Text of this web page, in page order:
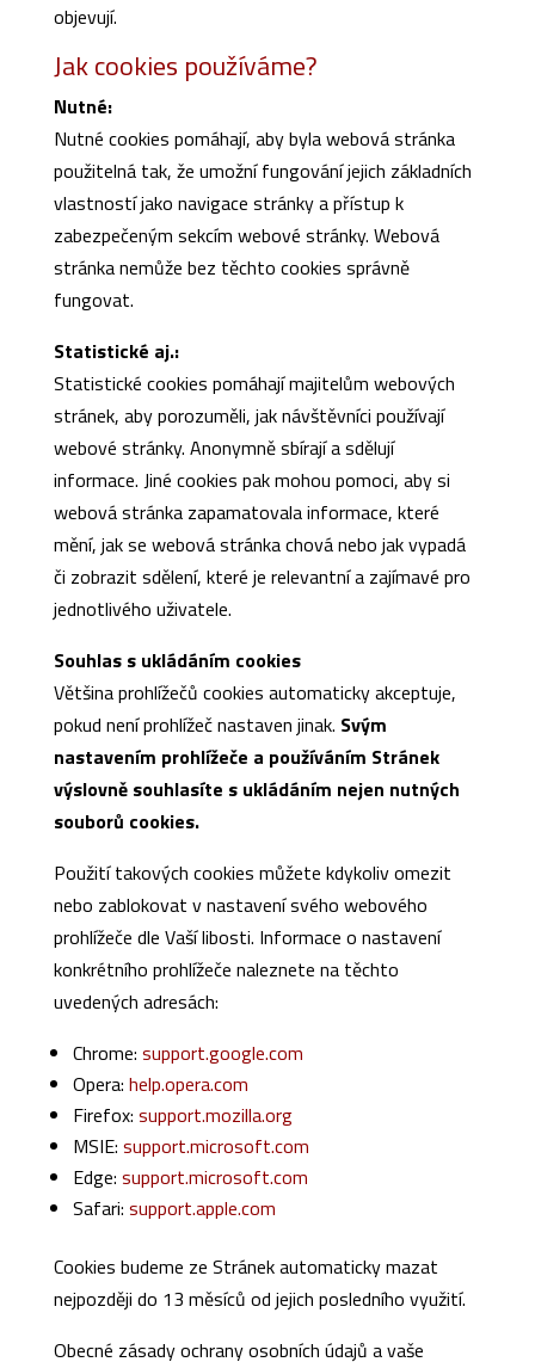
objevují.
Jak cookies používáme?
Nutné:
Nutné cookies pomáhají, aby byla webová stránka
použitelná tak, že umožní fungování jejich základních
vlastností jako navigace stránky a přístup k
zabezpečeným sekcím webové stránky. Webová
stránka nemůže bez těchto cookies správně
fungovat.
Statistické aj.:
Statistické cookies pomáhají majitelům webových
stránek, aby porozuměli, jak návštěvníci používají
webové stránky. Anonymně sbírají a sdělují
informace. Jiné cookies pak mohou pomoci, aby si
webová stránka zapamatovala informace, které
mění, jak se webová stránka chová nebo jak vypadá
či zobrazit sdělení, které je relevantní a zajímavé pro
jednotlivého uživatele.
Souhlas s ukládáním cookies
Většina prohlížečů cookies automaticky akceptuje,
pokud není prohlížeč nastaven jinak. Svým
nastavením prohlížeče a používáním Stránek
výslovně souhlasíte s ukládáním nejen nutných
souborů cookies.
Použití takových cookies můžete kdykoliv omezit
nebo zablokovat v nastavení svého webového
prohlížeče dle Vaší libosti. Informace o nastavení
konkrétního prohlížeče naleznete na těchto
uvedených adresách:
Chrome: support.google.com
Opera: help.opera.com
Firefox: support.mozilla.org
MSIE: support.microsoft.com
Edge: support.microsoft.com
Safari: support.apple.com
Cookies budeme ze Stránek automaticky mazat
nejpozději do 13 měsíců od jejich posledního využití.
Obecné zásady ochrany osobních údajů a vaše